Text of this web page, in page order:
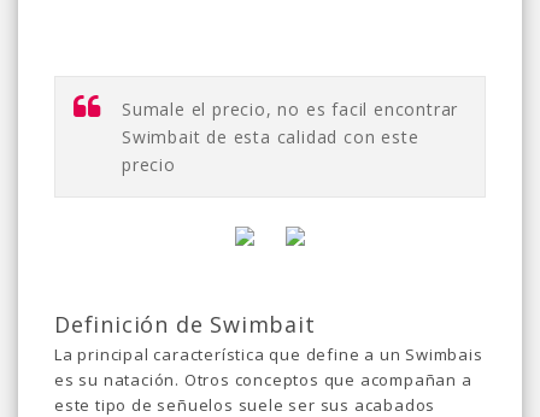
Sumale el precio, no es facil encontrar
Swimbait de esta calidad con este
precio
Definición de Swimbait
La principal característica que define a un Swimbais
es su natación. Otros conceptos que acompañan a
este tipo de señuelos suele ser sus acabados